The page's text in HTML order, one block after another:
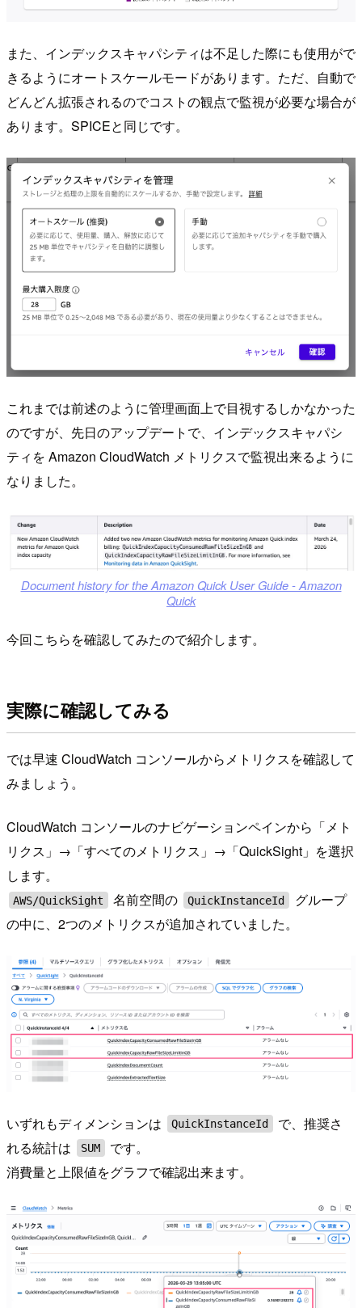
また、インデックスキャパシティは不足した際にも使用がで
きるようにオートスケールモードがあります。ただ、自動で
どんどん拡張されるのでコストの観点で監視が必要な場合が
あります。SPICEと同じです。
これまでは前述のように管理画面上で目視するしかなかった
のですが、先日のアップデートで、インデックスキャパシ
ティを Amazon CloudWatch メトリクスで監視出来るように
なりました。
Document history for the Amazon Quick User Guide - Amazon
Quick
今回こちらを確認してみたので紹介します。
実際に確認してみる
では早速 CloudWatch コンソールからメトリクスを確認して
みましょう。
CloudWatch コンソールのナビゲーションペインから「メト
リクス」→「すべてのメトリクス」→「QuickSight」を選択
します。
AWS/QuickSight 名前空間の QuickInstanceId
グループ
の中に、2つのメトリクスが追加されていました。
いずれもディメンションは QuickInstanceId
で、推奨さ
れる統計は
SUM
です。
消費量と上限値をグラフで確認出来ます。